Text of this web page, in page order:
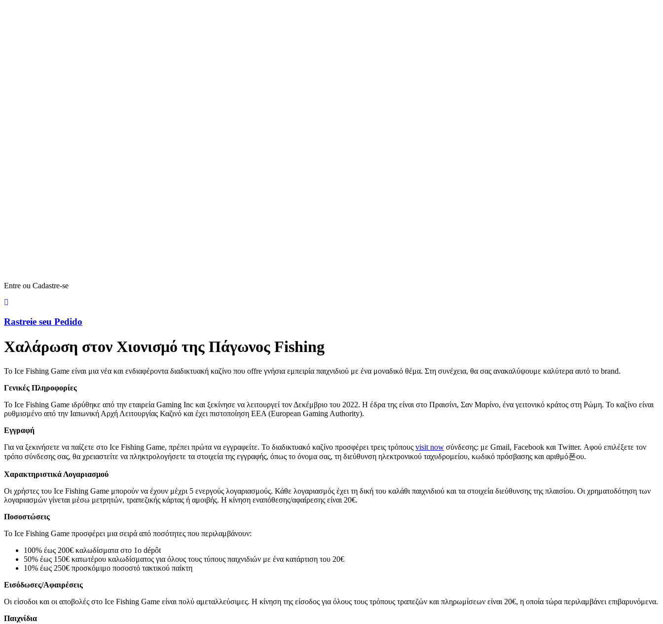
Entre ou Cadastre-se
Rastreie seu Pedido
Χαλάρωση στον Χιονισμό της Πάγωνος Fishing
Το Ice Fishing Game είναι μια νέα και ενδιαφέροντα διαδικτυακή καζίνο που offre γνήσια εμπειρία παιχνιδιού με ένα μοναδικό θέμα. Στη συνέχεια, θα σας ανακαλύψουμε καλύτερα αυτό το brand.
Γενικές Πληροφορίες
Το Ice Fishing Game ιδρύθηκε από την εταιρεία Gaming Inc και ξεκίνησε να λειτουργεί τον Δεκέμβριο του 2022. Η έδρα της είναι στο Πραισίνι, Σαν Μαρίνο, ένα γειτονικό κράτος στη Ρώμη. Το καζίνο είναι
ρυθμισμένο από την Ιαπωνική Αρχή Λειτουργίας Καζινό και έχει πιστοποίηση ΕΕΑ (European Gaming Authority).
Εγγραφή
Για να ξεκινήσετε να παίζετε στο Ice Fishing Game, πρέπει πρώτα να εγγραφείτε. Το διαδικτυακό καζίνο προσφέρει τρεις τρόπους visit now σύνδεσης: με Gmail, Facebook και Twitter. Αφού επιλέξετε τον
τρόπο σύνδεσης σας, θα χρειαστείτε να πληκτρολογήσετε τα στοιχεία της εγγραφής, όπως το όνομα σας, τη διεύθυνση ηλεκτρονικού ταχυδρομείου, κωδικό πρόσβασης και αριθμό폰ου.
Χαρακτηριστικά Λογαριασμού
Οι χρήστες του Ice Fishing Game μπορούν να έχουν μέχρι 5 ενεργούς λογαριασμούς. Κάθε λογαριασμός έχει τη δική του καλάθι παιχνιδιού και τα στοιχεία διεύθυνσης της πλαισίου. Οι χρηματοδότηση των
λογαριασμών γίνεται μέσω μετρητών, τραπεζικής κάρτας ή αμοιβής. Η κίνηση εναπόθεσης/αφαίρεσης είναι 20€.
Ποσοστώσεις
Το Ice Fishing Game προσφέρει μια σειρά από ποσότητες που περιλαμβάνουν:
100% έως 200€ καλωδίσματα στο 1ο dépôt
50% έως 150€ κατωτέρου καλωδίσματος για όλους τους τύπους παιχνιδιών με ένα κατάρτιση του 20€
10% έως 250€ προσκόμιμο ποσοστό τακτικού παίκτη
Εισόδωσες/Αφαιρέσεις
Οι είσοδοι και οι αποβολές στο Ice Fishing Game είναι πολύ αμεταλλεύσιμες. Η κίνηση της είσοδος για όλους τους τρόπους τραπεζών και πληρωμίσεων είναι 20€, η οποία τώρα περιλαμβάνει επιβαρυνόμενα.
Παιχνίδια